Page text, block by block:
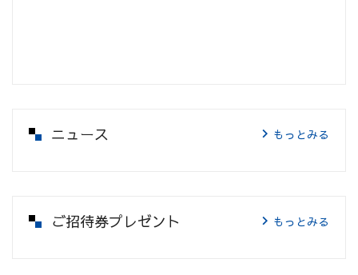
ニュース もっとみる
ご招待券プレゼント もっとみる